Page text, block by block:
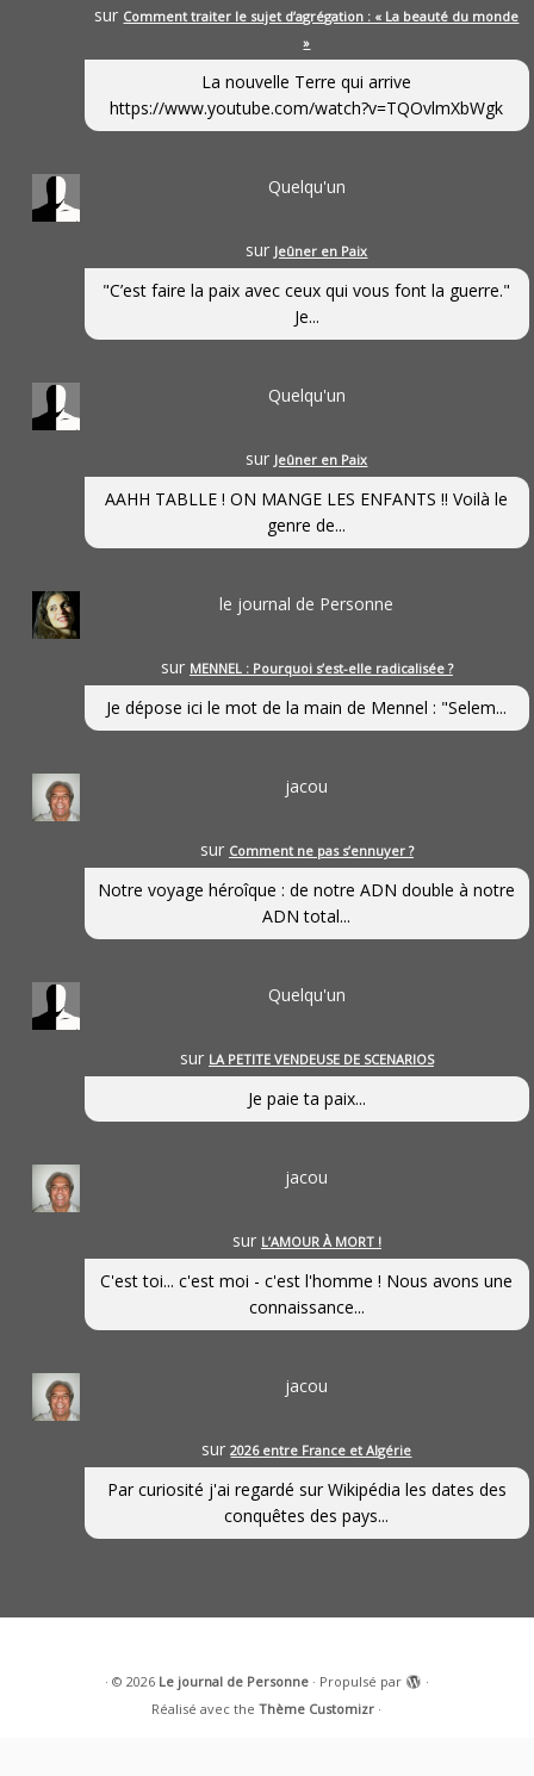
sur Comment traiter le sujet d’agrégation : « La beauté du monde
»
La nouvelle Terre qui arrive
https://www.youtube.com/watch?v=TQOvlmXbWgk
Quelqu'un
sur Jeûner en Paix
"C’est faire la paix avec ceux qui vous font la guerre."
Je...
Quelqu'un
sur Jeûner en Paix
AAHH TABLLE ! ON MANGE LES ENFANTS !! Voilà le
genre de...
le journal de Personne
sur MENNEL : Pourquoi s’est-elle radicalisée ?
Je dépose ici le mot de la main de Mennel : "Selem...
jacou
sur Comment ne pas s’ennuyer ?
Notre voyage héroîque : de notre ADN double à notre
ADN total...
Quelqu'un
sur LA PETITE VENDEUSE DE SCENARIOS
Je paie ta paix...
jacou
sur L’AMOUR À MORT !
C'est toi... c'est moi - c'est l'homme ! Nous avons une
connaissance...
jacou
sur2026 entre France et Algérie
Par curiosité j'ai regardé sur Wikipédia les dates des
conquêtes des pays...
· © 2026 Le journal de Personne· Propulsé par
·
Réalisé avec theThème Customizr ·